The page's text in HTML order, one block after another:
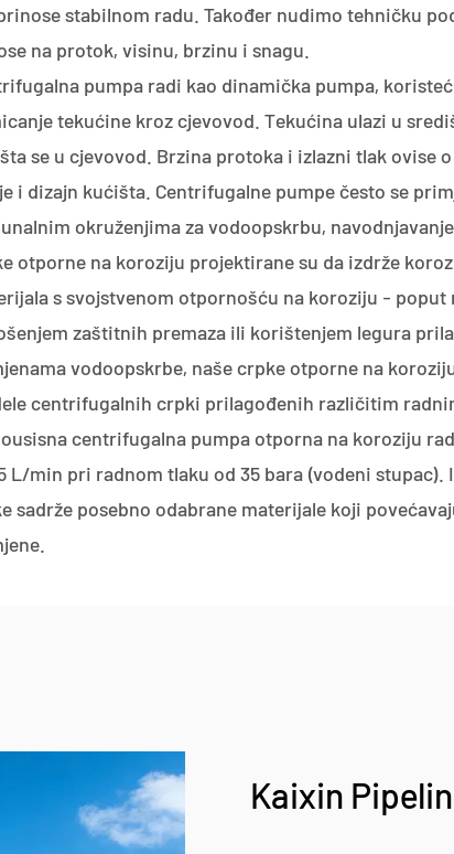
stabilnom radu. Također nudimo tehničku
na protok, visinu, brzinu i snagu.
pumpa radi kao dinamička pumpa,
tekućine kroz cjevovod. Tekućina ulazi u
se u cjevovod. Brzina protoka i izlazni tlak ovise
i dizajn kućišta. Centrifugalne pumpe često se
okruženjima za vodoopskrbu,
otporne na koroziju projektirane su da izdrže
s svojstvenom otpornošću na koroziju -
zaštitnih premaza ili korištenjem legura
vodoopskrbe, naše crpke otporne na
centrifugalnih crpki prilagođenih različitim
centrifugalna pumpa otporna na koroziju
L/min pri radnom tlaku od 35 bara (vodeni
sadrže posebno odabrane materijale koji
Kaixin